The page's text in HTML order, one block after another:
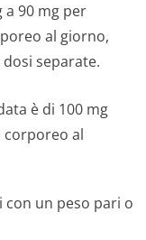
a 90 mg per
al giorno,
separate.
è di 100 mg
corporeo al
un peso pari o